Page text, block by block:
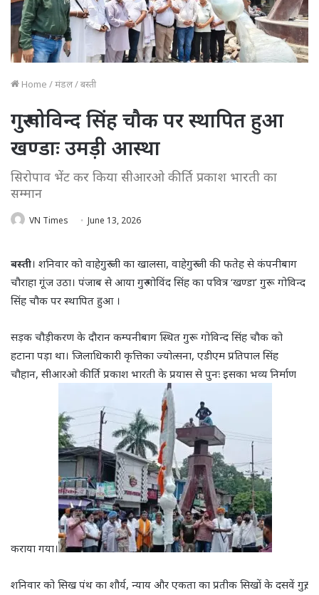
Home /मंडल/बस्ती
गुरू गोविन्द सिंह चौक पर स्थापित हुआ
खण्डाः उमड़ी आस्था
सिरोपाव भेंट कर किया सीआरओ कीर्ति प्रकाश भारती का
सम्मान
VN Times June 13, 2026
बस्ती। शनिवार को वाहेगुरु जी का खालसा, वाहेगुरु जी की फतेह से कंपनीबाग
चौराहा गूंज उठा। पंजाब से आया गुरु गोविंद सिंह का पवित्र ‘खण्डा’ गुरू गोविन्द
सिंह चौक पर स्थापित हुआ ।
सड़क चौड़ीकरण के दौरान कम्पनीबाग स्थित गुरू गोविन्द सिंह चौक को
हटाना पड़ा था। जिलाधिकारी कृत्तिका ज्योत्सना, एडीएम प्रतिपाल सिंह
चौहान, सीआरओ कीर्ति प्रकाश भारती के प्रयास से पुनः इसका भव्य निर्माण
कराया गया।
शनिवार को सिख पंथ का शौर्य, न्याय और एकता का प्रतीक सिखों के दसवें गुरु,